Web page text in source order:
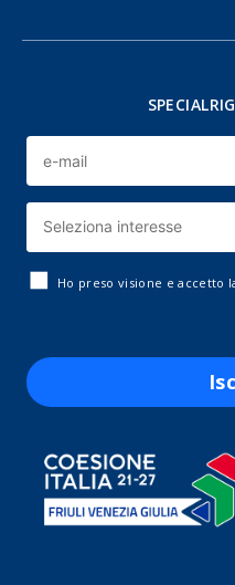
Ho preso visione e accetto